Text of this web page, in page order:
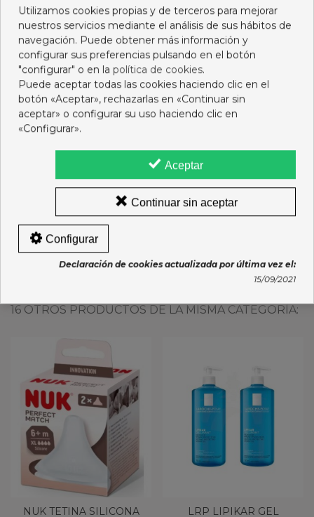
SMILITOS FRESA
PLATANO 25 G SNACK
1,75 €
Añadir al carro
KG 52 U
16 OTROS PRODUCTOS DE LA MISMA CATEGORÍA:
NUK TETINA SILICONA
LRP LIPIKAR GEL
Utilizamos cookies propias y de terceros para mejorar
nuestros servicios mediante el análisis de sus hábitos de
navegación. Puede obtener más información y
configurar sus preferencias pulsando en el botón
"configurar" o en la política de cookies.
Puede aceptar todas las cookies haciendo clic en el
botón «Aceptar», rechazarlas en «Continuar sin
aceptar» o configurar su uso haciendo clic en
«Configurar».
Aceptar
Continuar sin aceptar
Configurar
Declaración de cookies actualizada por última vez el:
15/09/2021